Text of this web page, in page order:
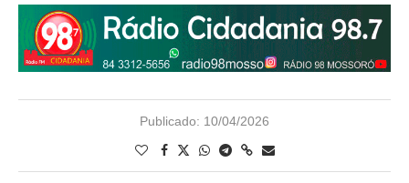
Publicado: 10/04/2026